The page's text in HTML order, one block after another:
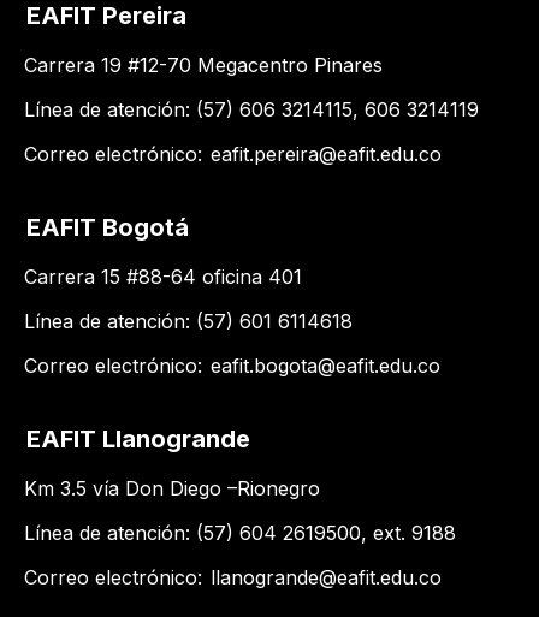
EAFIT Pereira
Carrera 19 #12-70 Megacentro Pinares
Línea de atención: (57) 606 3214115, 606 3214119
Correo electrónico: eafit.pereira@eafit.edu.co
EAFIT Bogotá
Carrera 15 #88-64 oficina 401
Línea de atención: (57) 601 6114618
Correo electrónico: eafit.bogota@eafit.edu.co
EAFIT Llanogrande
Km 3.5 vía Don Diego –Rionegro
Línea de atención: (57) 604 2619500​, ext. 9188
Correo electrónico: llanogrande@eafit.edu.co